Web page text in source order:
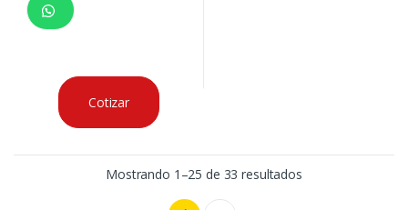
Cotizar
Mostrando 1–25 de 33 resultados